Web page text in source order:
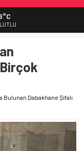
TEMSİL ETTİ
Bulunan Dabakhane Şifalı